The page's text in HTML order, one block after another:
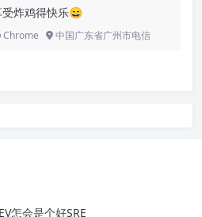
受炸鸡得快乐😄
Chrome 中国广东省广州市电信
怎会是个好SRE